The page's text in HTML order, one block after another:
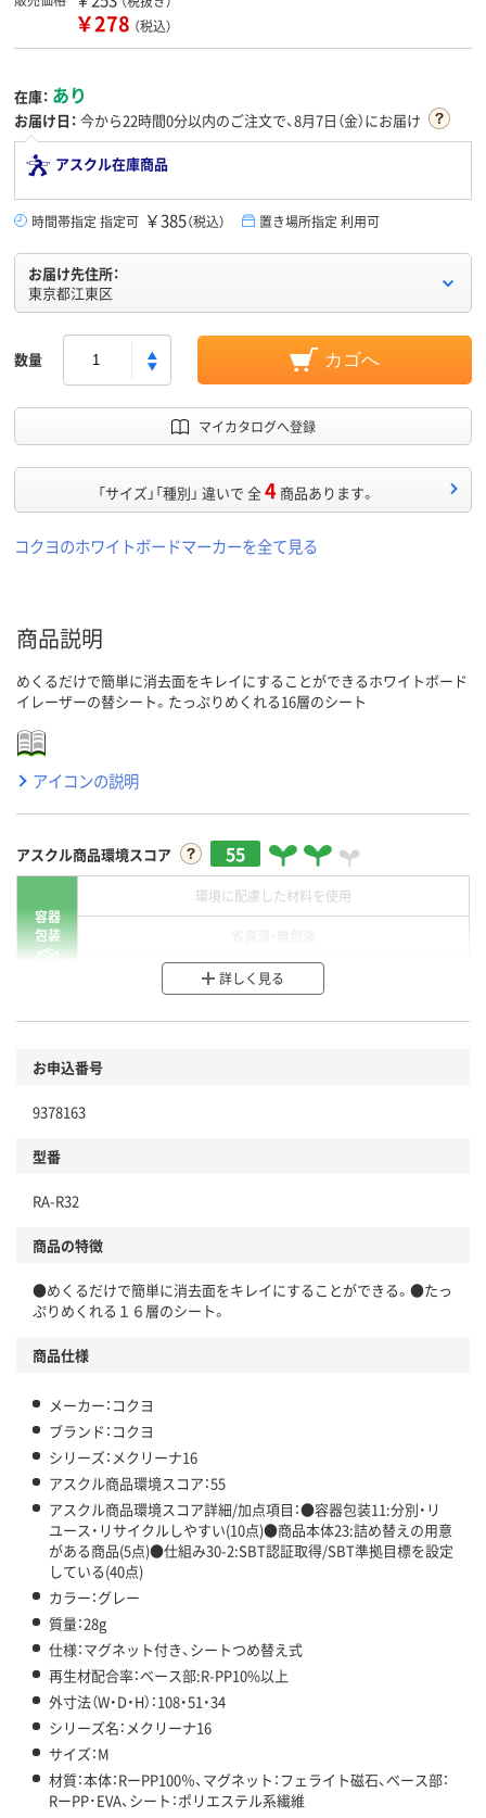
￥278 （税込）
在庫： あり
お届け日： 今から22時間0分以内のご注文で、8月7日（金）にお届け
アスクル在庫商品
時間帯指定 指定可 ￥385（税込） 置き場所指定 利用可
お届け先住所：
東京都江東区
数量 カゴへ
マイカタログへ登録
「サイズ」「種別」 違いで 全4 商品あります。
コクヨのホワイトボードマーカーを全て見る
商品説明
めくるだけで簡単に消去面をキレイにすることができるホワイトボード
イレーザーの替シート。たっぷりめくれる16層のシート
アイコンの説明
アスクル商品環境スコア 55
容器
包装
環境に配慮した材料を使用
分別・リサイクルしやすい設計
本体
仕組
この商品の環境配慮ポイントです。下記商品詳細「
アスクル商品環境スコア詳細／加点項目
詳しく見る
お申込番号
9378163
型番
RA-R32
商品の特徴
●めくるだけで簡単に消去面をキレイにすることができる。●たっ
ぷりめくれる１６層のシート。
商品仕様
メーカー：コクヨ
ブランド：コクヨ
シリーズ：メクリーナ16
アスクル商品環境スコア：55
アスクル商品環境スコア詳細/加点項目：●容器包装11:分別・リ
ユース・リサイクルしやすい(10点)●商品本体23:詰め替えの用意
がある商品(5点)●仕組み30-2:SBT認証取得/SBT準拠目標を設定
している(40点)
カラー：グレー
質量：28g
仕様：マグネット付き、シートつめ替え式
再生材配合率：ベース部:R-PP10%以上
外寸法（W・D・H）：108・51・34
シリーズ名：メクリーナ16
サイズ：M
材質：本体：RーPP100％、マグネット：フェライト磁石、ベース部：
RーPP･EVA、シート：ポリエステル系繊維